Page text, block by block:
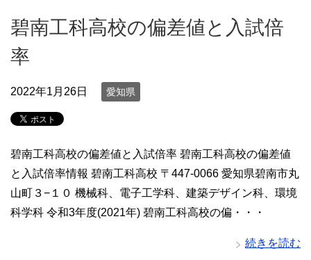
碧南工科高校の偏差値と入試倍
率
2022年1月26日 愛知県
碧南工科高校の偏差値と入試倍率 碧南工科高校の偏差値
と入試倍率情報 碧南工科高校 〒447-0066 愛知県碧南市丸
山町３−１０ 機械科、電子工学科、建築デザイン科、環境
科学科 令和3年度(2021年) 碧南工科高校の偏・・・
続きを読む